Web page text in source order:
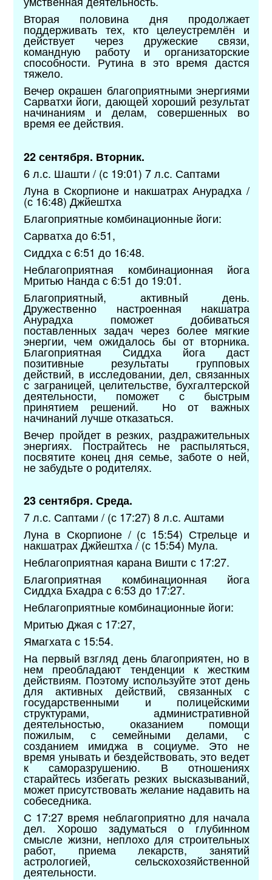
Вторая половина дня продолжает
поддерживать тех, кто целеустремлён и
действует через дружеские связи,
командную работу и организаторские
способности. Рутина в это время дастся
тяжело.
Вечер окрашен благоприятными энергиями
Сарватхи йоги, дающей хороший результат
начинаниям и делам, совершенных во
время ее действия.
22 сентября. Вторник.
6 л.с. Шашти / (с 19:01) 7 л.с. Саптами
Луна в Скорпионе и накшатрах Анурадха /
(с 16:48) Джйештха
Благоприятные комбинационные йоги:
Сарватха до 6:51,
Сиддха с 6:51 до 16:48.
Неблагоприятная комбинационная йога
Мритью Нанда с 6:51 до 19:01.
Благоприятный, активный день.
Дружественно настроенная накшатра
Анурадха поможет добиваться
поставленных задач через более мягкие
энергии, чем ожидалось бы от вторника.
Благоприятная Сиддха йога даст
позитивные результаты групповых
действий, в исследовании, дел, связанных
с заграницей, целительстве, бухгалтерской
деятельности, поможет с быстрым
принятием решений. Но от важных
начинаний лучше отказаться.
Вечер пройдет в резких, раздражительных
энергиях. Пострайтесь не распыляться,
посвятите конец дня семье, заботе о ней,
не забудьте о родителях.
23 сентября. Среда.
7 л.с. Саптами / (с 17:27) 8 л.с. Аштами
Луна в Скорпионе / (с 15:54) Стрельце и
накшатрах Джйештха / (с 15:54) Мула.
Неблагоприятная карана Вишти с 17:27.
Благоприятная комбинационная йога
Сиддха Бхадра с 6:53 до 17:27.
Неблагоприятные комбинационные йоги:
Мритью Джая с 17:27,
Ямагхата с 15:54.
На первый взгляд день благоприятен, но в
нем преобладают тенденции к жестким
действиям. Поэтому используйте этот день
для активных действий, связанных с
государственными и полицейскими
структурами, административной
деятельностью, оказанием помощи
пожилым, с семейными делами, с
созданием имиджа в социуме. Это не
время унывать и бездействовать, это ведет
к саморазрушению. В отношениях
старайтесь избегать резких высказываний,
может присутствовать желание надавить на
собеседника.
С 17:27 время неблагоприятно для начала
дел. Хорошо задуматься о глубинном
смысле жизни, неплохо для строительных
работ, приема лекарств, занятий
астрологией, сельскохозяйственной
деятельности.